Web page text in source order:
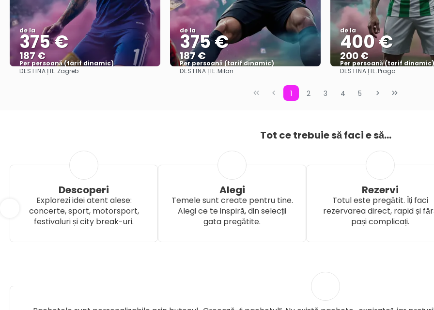
de la
375 €
187 €
Per persoană (tarif dinamic)
Vezi mai multe
DESTINAȚIE:Zagreb
de la
375 €
187 €
Per persoană (tarif dinamic)
Vezi mai multe
DESTINAȚIE:Milan
de la
400 €
200 €
Per persoană (tarif dinamic)
Vezi mai multe
DESTINAȚIE:Praga
1 2 3 4 5
Tot ce trebuie să faci e să...
Descoperi
Explorezi idei atent alese:
concerte, sport, motorsport,
festivaluri și city break-uri.
Alegi
Temele sunt create pentru tine.
Alegi ce te inspiră, din selecții
gata pregătite.
Rezervi
Totul este pregătit. Îți faci
rezervarea direct, rapid și
pași complicați.